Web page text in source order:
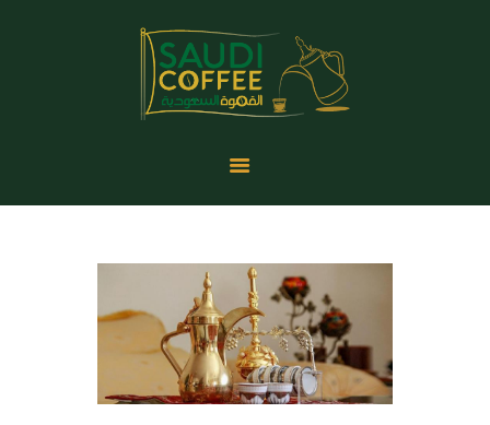
الرئيسية
المدونة
المناسبات والمعارض
إحصائيات القهوة
من نحن